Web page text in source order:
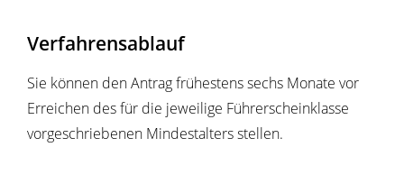
Verfahrensablauf
Sie können den Antrag frühestens sechs Monate vor
Erreichen des für die jeweilige Führerscheinklasse
vorgeschriebenen Mindestalters stellen.